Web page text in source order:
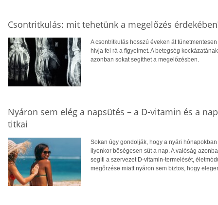
Csontritkulás: mit tehetünk a megelőzés
A csontritkulás hosszú éveken át
hívja fel rá a figyelmet. A betegség
azonban sokat segíthet a megelőzésben.
Nyáron sem elég a napsütés – a D-vitamin és a
titkai
Sokan úgy gondolják, hogy a nyári
ilyenkor bőségesen süt a nap. A valóság
segíti a szervezet D-vitamin-termelését,
megőrzése miatt nyáron sem biztos, hogy